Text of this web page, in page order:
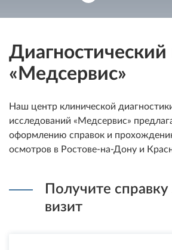
Диагностический
«Медсервис»
Наш центр клинической
исследований «Медсервис»
оформлению справок и
осмотров в Ростове-на-Дону и
Получите справку
визит